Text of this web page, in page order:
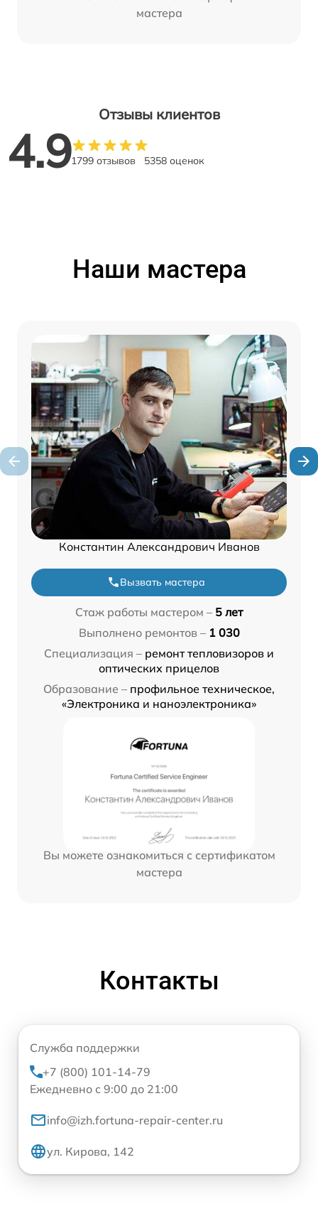
мастера
Отзывы клиентов
4.91799 отзывов 5358 оценок
Наши мастера
Константин Александрович Иванов
Вызвать мастера
Стаж работы мастером – 5 лет
Выполнено ремонтов – 1 030
Специализация – ремонт тепловизоров и
оптических прицелов
Образование – профильное техническое,
«Электроника и наноэлектроника»
Вы можете ознакомиться с сертификатом
мастера
Контакты
Служба поддержки
+7 (800) 101-14-79
Ежедневно с 9:00 до 21:00
info@izh.fortuna-repair-center.ru
ул. Кирова, 142